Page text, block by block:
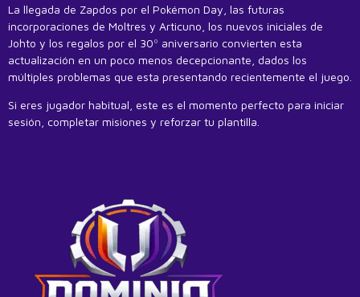
La llegada de Zapdos por el Pokémon Day, las futuras
incorporaciones de Moltres y Articuno, los nuevos iniciales de
Johto y los regalos por el 30º aniversario convierten esta
actualización en un poco menos decepcionante, dados los
múltiples problemas que esta presentando recientemente el juego.
Si eres jugador habitual, este es el momento perfecto para iniciar
sesión, completar misiones y reforzar tu plantilla.